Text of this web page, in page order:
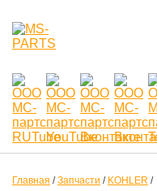
Главная /Запчасти / KOHLER /